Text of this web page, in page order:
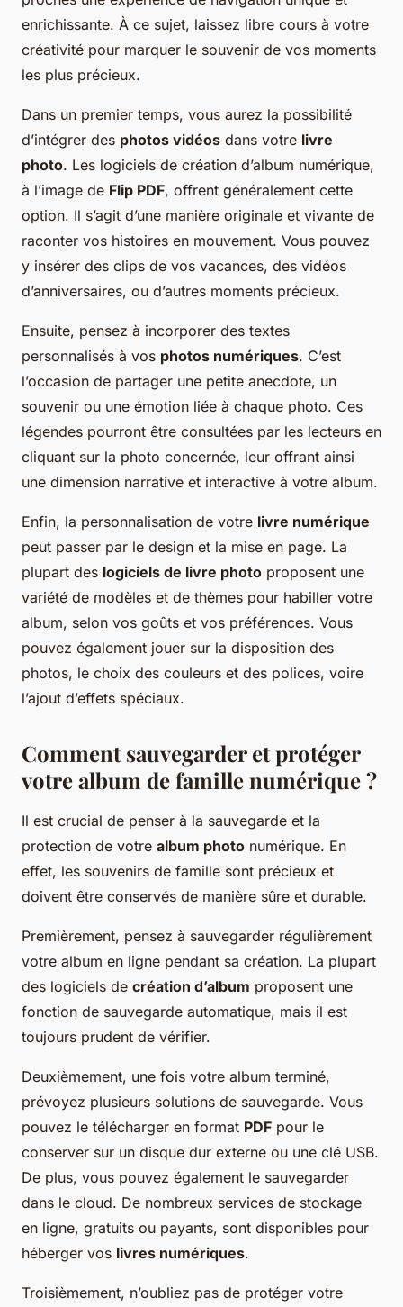
enrichissante. À ce sujet, laissez libre cours à votre
créativité pour marquer le souvenir de vos moments
les plus précieux.
Dans un premier temps, vous aurez la possibilité
d’intégrer des photos vidéos dans votre livre
photo. Les logiciels de création d’album numérique,
à l’image de Flip PDF, offrent généralement cette
option. Il s’agit d’une manière originale et vivante de
raconter vos histoires en mouvement. Vous pouvez
y insérer des clips de vos vacances, des vidéos
d’anniversaires, ou d’autres moments précieux.
Ensuite, pensez à incorporer des textes
personnalisés à vos photos numériques. C’est
l’occasion de partager une petite anecdote, un
souvenir ou une émotion liée à chaque photo. Ces
légendes pourront être consultées par les lecteurs en
cliquant sur la photo concernée, leur offrant ainsi
une dimension narrative et interactive à votre album.
Enfin, la personnalisation de votre livre numérique
peut passer par le design et la mise en page. La
plupart des logiciels de livre photo proposent une
variété de modèles et de thèmes pour habiller votre
album, selon vos goûts et vos préférences. Vous
pouvez également jouer sur la disposition des
photos, le choix des couleurs et des polices, voire
l’ajout d’effets spéciaux.
Comment sauvegarder et protéger
votre album de famille numérique ?
Il est crucial de penser à la sauvegarde et la
protection de votre album photo numérique. En
effet, les souvenirs de famille sont précieux et
doivent être conservés de manière sûre et durable.
Premièrement, pensez à sauvegarder régulièrement
votre album en ligne pendant sa création. La plupart
des logiciels de création d’album proposent une
fonction de sauvegarde automatique, mais il est
toujours prudent de vérifier.
Deuxièmement, une fois votre album terminé,
prévoyez plusieurs solutions de sauvegarde. Vous
pouvez le télécharger en format PDF pour le
conserver sur un disque dur externe ou une clé USB.
De plus, vous pouvez également le sauvegarder
dans le cloud. De nombreux services de stockage
en ligne, gratuits ou payants, sont disponibles pour
héberger vos livres numériques.
Troisièmement, n’oubliez pas de protéger votre